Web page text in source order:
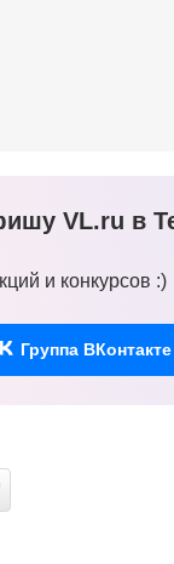
VL.ru в
и конкурсов :)
Группа ВКонтакте